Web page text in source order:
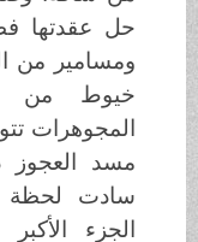
حل عقدتها
ومسامير من
خيوط من
المجوهرات
مسد العجوز
سادت لحظة
الجزء الأكبر